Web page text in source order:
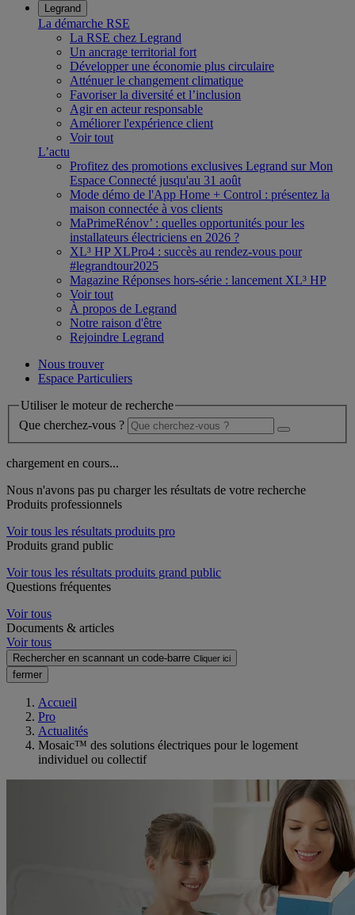
Legrand
La démarche RSE
La RSE chez Legrand
Un ancrage territorial fort
Développer une économie plus circulaire
Atténuer le changement climatique
Favoriser la diversité et l’inclusion
Agir en acteur responsable
Améliorer l'expérience client
Voir tout
L’actu
Profitez des promotions exclusives Legrand sur Mon
Espace Connecté jusqu'au 31 août
Mode démo de l'App Home + Control : présentez la
maison connectée à vos clients
MaPrimeRénov’ : quelles opportunités pour les
installateurs électriciens en 2026 ?
XL³ HP XLPro4 : succès au rendez-vous pour
#legrandtour2025
Magazine Réponses hors-série : lancement XL³ HP
Voir tout
À propos de Legrand
Notre raison d'être
Rejoindre Legrand
Nous trouver
Espace Particuliers
Utiliser le moteur de recherche
Que cherchez-vous ?
chargement en cours...
Nous n'avons pas pu charger les résultats de votre recherche
Produits professionnels
Voir tous les résultats produits pro
Produits grand public
Voir tous les résultats produits grand public
Questions fréquentes
Voir tous
Documents & articles
Voir tous
Rechercher en scannant un code-barre Cliquer ici
fermer
Accueil
Pro
Actualités
Mosaic™ des solutions électriques pour le logement
individuel ou collectif